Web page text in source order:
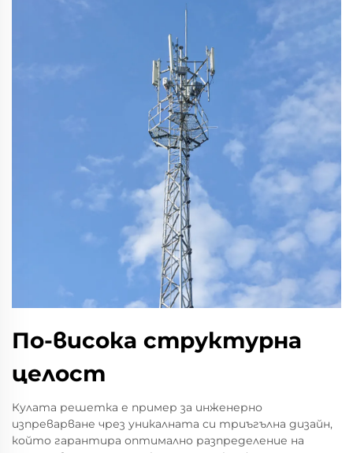
По-висока структурна
целост
Кулата решетка е пример за инженерно
изпреварване чрез уникалната си триъгълна дизайн,
който гарантира оптимално разпределение на